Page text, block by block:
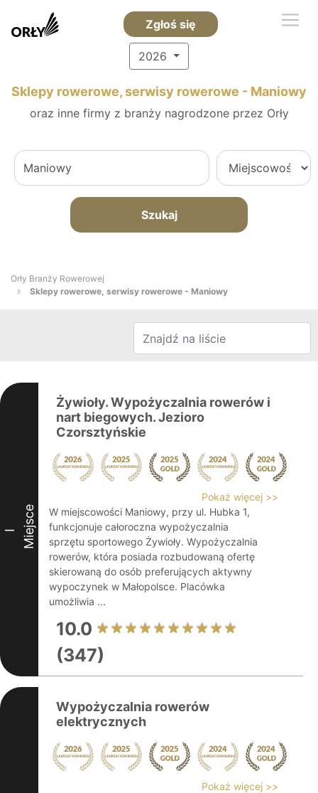
Zgłoś się
2026
Sklepy rowerowe, serwisy rowerowe - Maniowy
oraz inne firmy z branży nagrodzone przez Orły
Szukaj
Orły Branży Rowerowej
Sklepy rowerowe, serwisy rowerowe - Maniowy
I Miejsce
Żywioły. Wypożyczalnia rowerów i
nart biegowych. Jezioro
Czorsztyńskie
Pokaż więcej >>
W miejscowości Maniowy, przy ul. Hubka 1,
funkcjonuje całoroczna wypożyczalnia
sprzętu sportowego Żywioły. Wypożyczalnia
rowerów, która posiada rozbudowaną ofertę
skierowaną do osób preferujących aktywny
wypoczynek w Małopolsce. Placówka
umożliwia ...
10.0
(347)
Wypożyczalnia rowerów
elektrycznych
Pokaż więcej >>